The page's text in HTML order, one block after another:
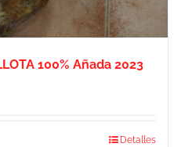
100% Añada 2023
Detalles